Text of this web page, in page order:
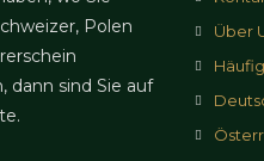
Polen
dann sind Sie auf
Über